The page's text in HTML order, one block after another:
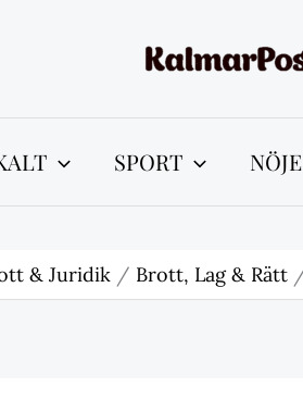
SPORT NÖJE
& Juridik Brott, Lag & Rätt